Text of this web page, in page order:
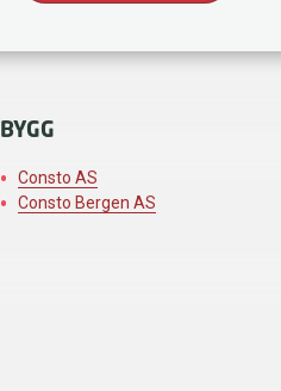
BYGG
Consto AS
Consto Bergen AS